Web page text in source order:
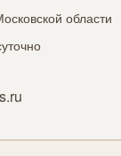
области